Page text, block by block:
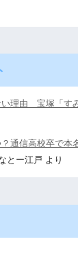
理由 宝塚「す
通信高校卒で本
とー江戸 より